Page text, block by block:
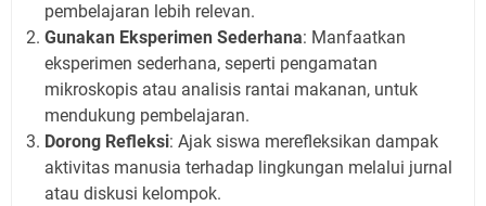
pembelajaran lebih relevan.
Gunakan Eksperimen Sederhana: Manfaatkan
eksperimen sederhana, seperti pengamatan
mikroskopis atau analisis rantai makanan, untuk
mendukung pembelajaran.
Dorong Refleksi: Ajak siswa merefleksikan dampak
aktivitas manusia terhadap lingkungan melalui jurnal
atau diskusi kelompok.